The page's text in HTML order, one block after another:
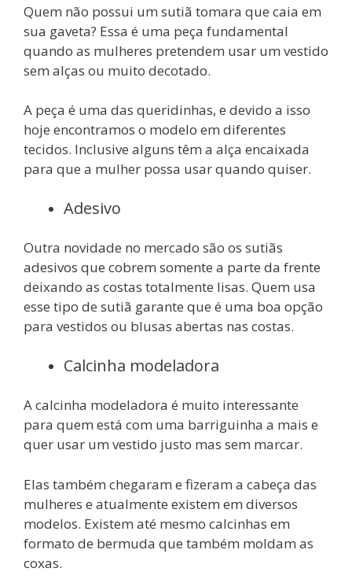
Quem não possui um sutiã tomara que caia em
sua gaveta? Essa é uma peça fundamental
quando as mulheres pretendem usar um vestido
sem alças ou muito decotado.
A peça é uma das queridinhas, e devido a isso
hoje encontramos o modelo em diferentes
tecidos. Inclusive alguns têm a alça encaixada
para que a mulher possa usar quando quiser.
Adesivo
Outra novidade no mercado são os sutiãs
adesivos que cobrem somente a parte da frente
deixando as costas totalmente lisas. Quem usa
esse tipo de sutiã garante que é uma boa opção
para vestidos ou blusas abertas nas costas.
Calcinha modeladora
A calcinha modeladora é muito interessante
para quem está com uma barriguinha a mais e
quer usar um vestido justo mas sem marcar.
Elas também chegaram e fizeram a cabeça das
mulheres e atualmente existem em diversos
modelos. Existem até mesmo calcinhas em
formato de bermuda que também moldam as
coxas.